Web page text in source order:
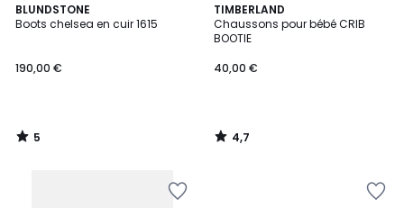
BLUNDSTONE
Boots chelsea en cuir 1615
190,00 €
5
/
5
/
TIMBERLAND
Chaussons pour bébé CRIB
BOOTIE
40,00 €
4,7
/ 5
4,7
/